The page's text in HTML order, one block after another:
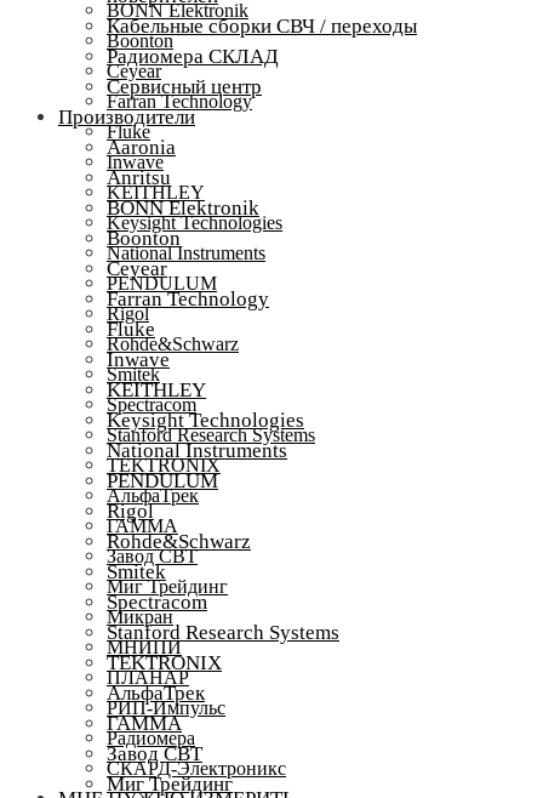
BONN Elektronik
Boonton
Ceyear
Farran Technology
Fluke
Inwave
KEITHLEY
Keysight Technologies
National Instruments
PENDULUM
Rigol
Rohde&Schwarz
Smitek
Spectracom
Stanford Research Systems
TEKTRONIX
АльфаТрек
ГАММА
Завод СВТ
Миг Трейдинг
Микран
МНИПИ
ПЛАНАР
РИП-Импульс
Радиомера
СКАРД-Электроникс
Кабельные сборки СВЧ / переходы
Радиомера СКЛАД
Сервисный центр
Производители
Aaronia
Anritsu
BONN Elektronik
Boonton
Ceyear
Farran Technology
Fluke
Inwave
KEITHLEY
Keysight Technologies
National Instruments
PENDULUM
Rigol
Rohde&Schwarz
Smitek
Spectracom
Stanford Research Systems
TEKTRONIX
АльфаТрек
ГАММА
Завод СВТ
Миг Трейдинг